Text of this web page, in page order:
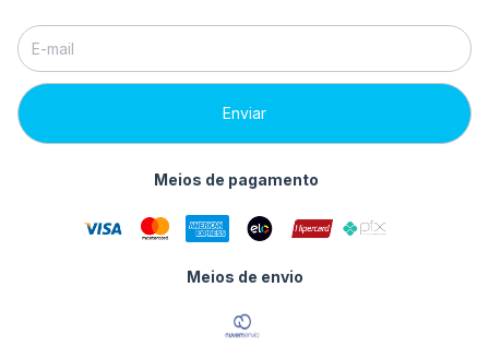
Meios de pagamento
Meios de envio